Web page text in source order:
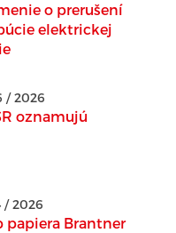
o prerušení
elektrickej
/ 2026
oznamujú
/ 2026
papiera Brantner